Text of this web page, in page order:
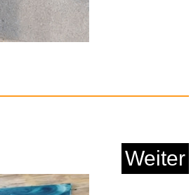
of the Empire: ...
AnzeigeWeiter